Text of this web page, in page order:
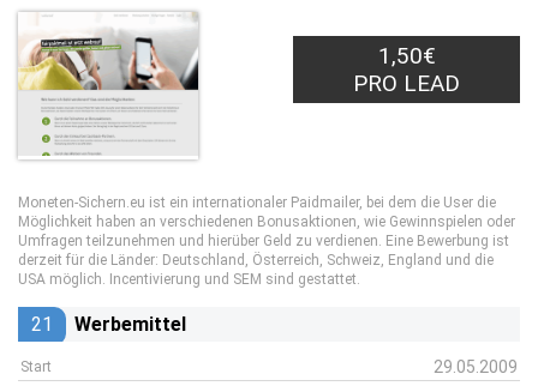
1,50€
PRO LEAD
Moneten-Sichern.eu ist ein internationaler Paidmailer, bei dem die User die
Möglichkeit haben an verschiedenen Bonusaktionen, wie Gewinnspielen oder
Umfragen teilzunehmen und hierüber Geld zu verdienen. Eine Bewerbung ist
derzeit für die Länder: Deutschland, Österreich, Schweiz, England und die
USA möglich. Incentivierung und SEM sind gestattet.
21 Werbemittel
Start 29.05.2009